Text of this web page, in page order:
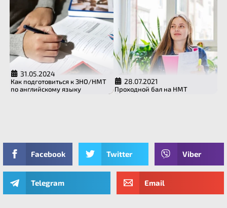
31.05.2024
Как подготовиться к ЗНО/НМТ
по английскому языку
28.07.2021
Проходной бал на НМТ
Facebook Twitter Viber
Telegram Email